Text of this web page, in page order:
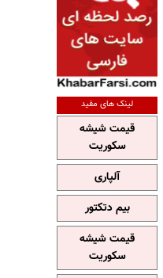
لینک های مفید
قیمت شیشه
سکوریت
آلپاری
بیم دتکتور
قیمت شیشه
سکوریت